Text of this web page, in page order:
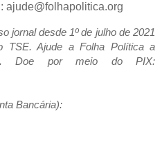
ajude@folhapolitica.org
jornal desde 1º de julho de 2021
TSE. Ajude a Folha Política a
Doe por meio do PIX:
Bancária):